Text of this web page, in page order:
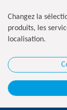
Changez la
produits, les
localisation.